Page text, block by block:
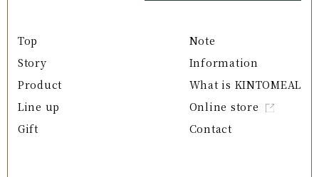
Top
Story
Product
Line up
Gift
Note
Information
What is KINTOMEAL
Online store
Contact